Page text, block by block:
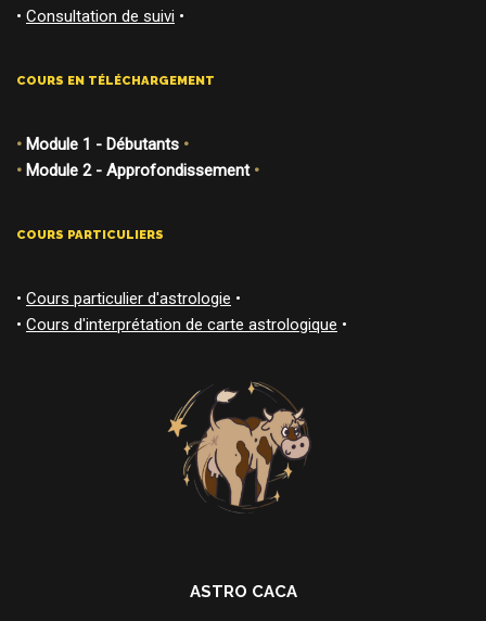
• Consultation de suivi •
COURS EN TÉLÉCHARGEMENT
• Module 1 - Débutants •
• Module 2 - Approfondissement•
COURS PARTICULIERS
• Cours particulier d'astrologie •
• Cours d'interprétation de carte astrologique •
ASTRO CACA